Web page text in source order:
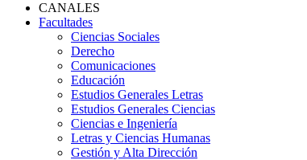
CANALES
Facultades
Ciencias Sociales
Derecho
Comunicaciones
Educación
Estudios Generales Letras
Estudios Generales Ciencias
Ciencias e Ingeniería
Letras y Ciencias Humanas
Gestión y Alta Dirección